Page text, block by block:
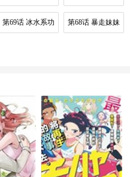
色灵气
第69话 冰水系功 第68话 暴走妹妹